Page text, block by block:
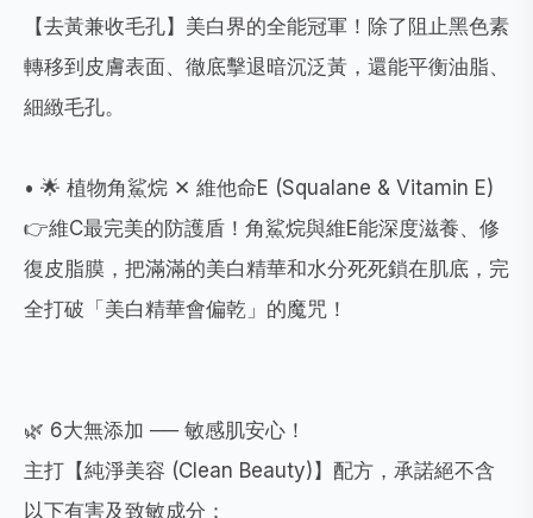
【去黃兼收毛孔】美白界的全能冠軍！除了阻止黑色素
轉移到皮膚表面、徹底擊退暗沉泛黃，還能平衡油脂、
細緻毛孔。
• 🌟 植物角鯊烷 ✕ 維他命E (Squalane & Vitamin E)
👉維C最完美的防護盾！角鯊烷與維E能深度滋養、修
復皮脂膜，把滿滿的美白精華和水分死死鎖在肌底，完
全打破「美白精華會偏乾」的魔咒！
🌿 6大無添加 ── 敏感肌安心！
主打【純淨美容 (Clean Beauty)】配方，承諾絕不含
以下有害及致敏成分：